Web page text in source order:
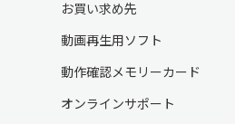
お買い求め先
動画再生用ソフト
動作確認メモリーカード
オンラインサポート